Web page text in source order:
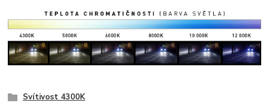
Svítivost 4300K